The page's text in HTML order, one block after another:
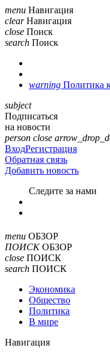
menu Навигация
clear Навигация
close Поиск
search Поиск
warning Политика
subject
Подписаться
на новости
person close
ВходРегистрация
Обратная связь
Добавить новость
Cледите за нами
menu ОБЗОР
ПОИСК ОБЗОР
close ПОИСК
search ПОИСК
Экономика
Общество
Политика
В мире
Навигация